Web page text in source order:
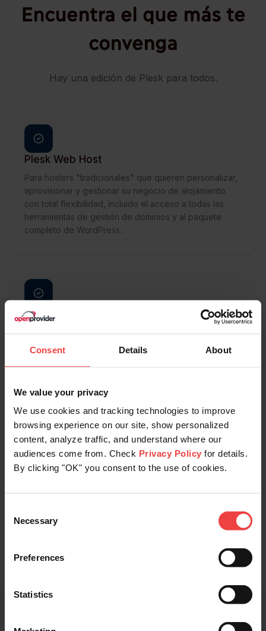
Consent Details About
We value your privacy
We use cookies and tracking technologies to improve
browsing experience on our site, show personalized
content, analyze traffic, and understand where our
audiences come from. Check Privacy Policy for details.
By clicking "OK" you consent to the use of cookies.
Selection
Necessary
Preferences
Statistics
Encuentra el que más te
convenga
Hay una edición de Plesk para todos.
Plesk Web Host
Para hosters "tradicionales" que quieren personalizar,
aprovisionar y gestionar su negocio de alojamiento
con total flexibilidad, incluido el acceso a todas las
herramientas de gestión de dominios y al paquete
completo de WordPress.
Plesk Web Admin
Para clientes que gestionan sitios web para un
empleador, una empresa o para ellos mismos, y que
Plesk Web Pro
requieren una forma sencilla de gestionarlos, incluido
el kit de herramientas completo de WordPress.